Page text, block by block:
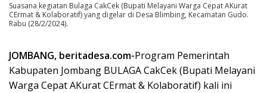
Suasana kegiatan Bulaga CakCek (Bupati Melayani Warga Cepat AKurat
CErmat & Kolaboratif) yang digelar di Desa Blimbing, Kecamatan Gudo.
Rabu (28/2/2024).
JOMBANG, beritadesa.com-Program Pemerintah
Kabupaten Jombang BULAGA CakCek (Bupati Melayani
Warga Cepat AKurat CErmat & Kolaboratif) kali ini